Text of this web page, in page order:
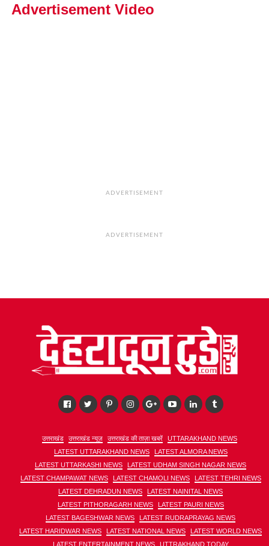
Advertisement Video
ADVERTISEMENT
ADVERTISEMENT
उत्तराखंड उत्तराखंड न्यूज़ उत्तराखंड की ताज़ा खबरें
UTTARAKHAND NEWS
LATEST UTTARAKHAND NEWS
LATEST ALMORA NEWS
LATEST UTTARKASHI NEWS
LATEST UDHAM SINGH NAGAR NEWS
LATEST CHAMPAWAT NEWS
LATEST CHAMOLI NEWS
LATEST TEHRI NEWS
LATEST DEHRADUN NEWS
LATEST NAINITAL NEWS
LATEST PITHORAGARH NEWS
LATEST PAURI NEWS
LATEST BAGESHWAR NEWS
LATEST RUDRAPRAYAG NEWS
LATEST HARIDWAR NEWS
LATEST NATIONAL NEWS
LATEST WORLD NEWS
LATEST ENTERTAINMENT NEWS
UTTRAKHAND TODAY